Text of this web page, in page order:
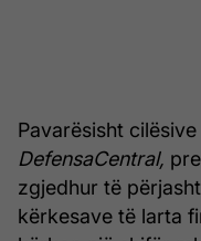
Pavarësisht
DefensaCentral,
zgjedhur të
kërkesave të larta